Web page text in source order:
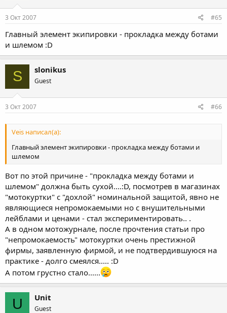
3 Окт 2007 #65
Главный элемент экипировки - прокладка между ботами
и шлемом :D
S slonikus
Guest
3 Окт 2007 #66
Veis написал(а):
Главный элемент экипировки - прокладка между ботами и
шлемом
Вот по этой причине - "прокладка между ботами и
шлемом" должна быть сухой....:D, посмотрев в магазинах
"мотокуртки" с "дохлой" номинальной защитой, явно не
являющиеся непромокаемыми но с внушительными
лейблами и ценами - стал экспериментировать.. .
А в одном мотожурнале, после прочтения статьи про
"непромокаемость" мотокуртки очень престижной
фирмы, заявленную фирмой, и не подтвердившуюся на
практике - долго смеялся..... :D
А потом грустно стало......
U Unit
Guest